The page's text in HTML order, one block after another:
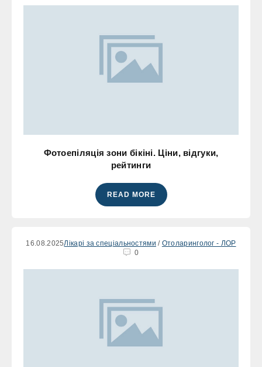
Фотоепіляція зони бікіні. Ціни, відгуки,
рейтинги
READ MORE
16.08.2025Лікарі за спеціальностями / Отоларинголог - ЛОР
0